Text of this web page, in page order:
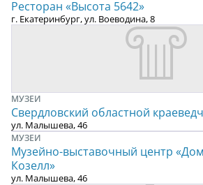
Ресторан «Высота 5642»
г. Екатеринбург, ул. Воеводина, 8
МУЗЕИ
Свердловский областной
ул. Малышева, 46
МУЗЕИ
Музейно-выставочный центр
Козелл»
ул. Малышева, 46